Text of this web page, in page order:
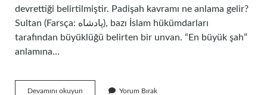
devrettiği belirtilmiştir. Padişah kavramı ne anlama gelir?
Sultan (Farsça: پادشاه‎), bazı İslam hükümdarları
tarafından büyüklüğü belirten bir unvan. “En büyük şah”
anlamına…
Devamını okuyun Yorum Bırak